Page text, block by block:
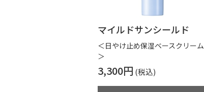
マイルドサンシールド
＜日やけ止め保湿ベースクリーム
＞
3,300円